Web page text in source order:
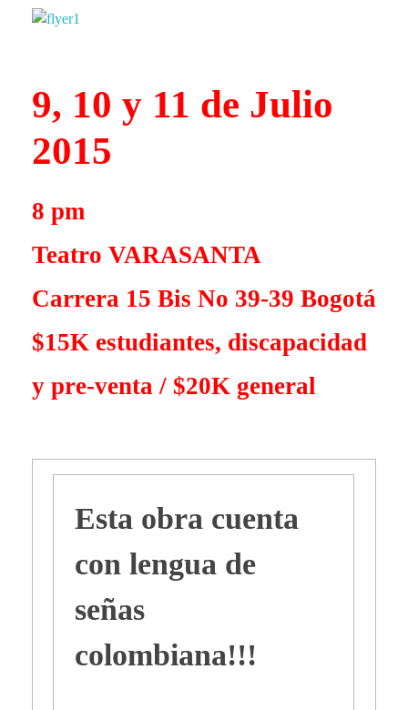
9, 10 y 11 de Julio
2015
8 pm
Teatro VARASANTA
Carrera 15 Bis No 39-39 Bogotá
$15K estudiantes, discapacidad
y pre-venta / $20K general
Esta obra cuenta
con lengua de
señas
colombiana!!!